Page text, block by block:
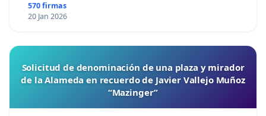
570 firmas
20 Jan 2026
Solicitud de denominación de una plaza y mirador
de la Alameda en recuerdo de Javier Vallejo Muñoz
“Mazinger”